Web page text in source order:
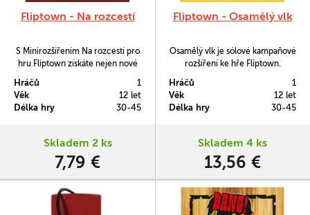
Fliptown - Na rozcestí
S Minirozšířením Na rozcestí pro
hru Fliptown získáte nejen nové
Hráčů
1
Věk
12 let
Délka hry
30-45
Skladem 2 ks
7,79 €
Fliptown - Osamělý vlk
Osamělý vlk je sólové kampaňové
rozšíření ke hře Fliptown.
kapitolami, z nichž každá má své
Hráčů
1
Věk
12 let
Délka hry
30-45
Skladem 4 ks
13,56 €